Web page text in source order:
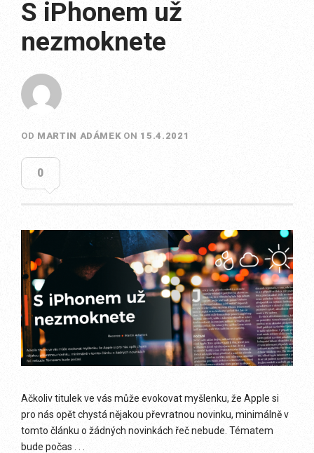
S iPhonem už
nezmoknete
OD MARTIN ADÁMEK ON 15.4.2021
0
Ačkoliv titulek ve vás může evokovat myšlenku, že Apple si
pro nás opět chystá nějakou převratnou novinku, minimálně v
tomto článku o žádných novinkách řeč nebude. Tématem
bude počas . . .